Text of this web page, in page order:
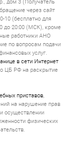
Срок — от 1
что
счет полученной
с
в
ищут
Это
но вторичное.
000 на 3
кредит под
дом 3 (Получатель
через сайт
10 (бесплатно для
до 20:00 (МСК), кроме
работники АНО
по вопросам подачи
услуг.
в сети Интернет
ЦБ РФ на раскрытие
приставов,
на нарушение прав
осуществлении
физических